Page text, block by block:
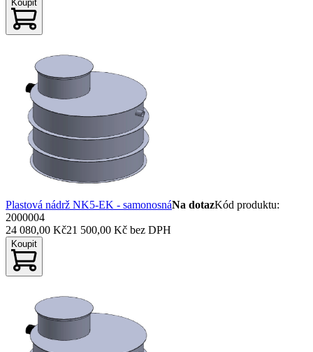
Koupit
Plastová nádrž NK5-EK - samonosnáNa dotazKód produktu:
2000004
24 080,00 Kč21 500,00 Kč bez DPH
Koupit